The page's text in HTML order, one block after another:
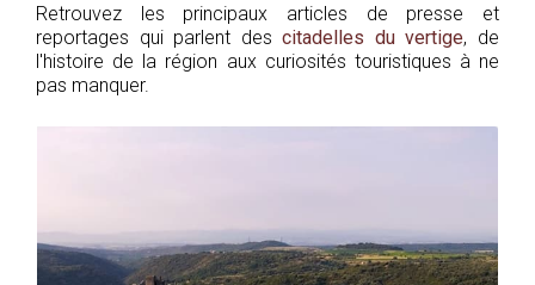
Retrouvez les principaux articles de presse et
reportages qui parlent descitadelles du vertige, de
l'histoire de la région aux curiosités touristiques à ne
pas manquer.